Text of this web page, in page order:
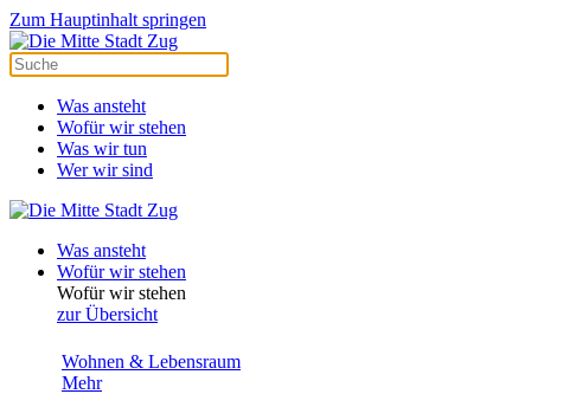
Zum Hauptinhalt springen
Was ansteht
Wofür wir stehen
Was wir tun
Wer wir sind
Was ansteht
Wofür wir stehen
Wofür wir stehen
zur Übersicht
Wohnen & Lebensraum
Mehr